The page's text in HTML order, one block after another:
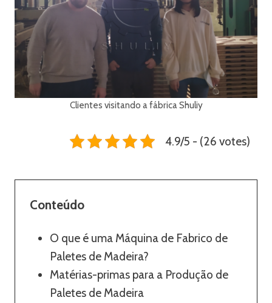
Clientes visitando a fábrica Shuliy
4.9/5 - (26 votes)
Conteúdo
O que é uma Máquina de Fabrico de
Paletes de Madeira?
Matérias-primas para a Produção de
Paletes de Madeira